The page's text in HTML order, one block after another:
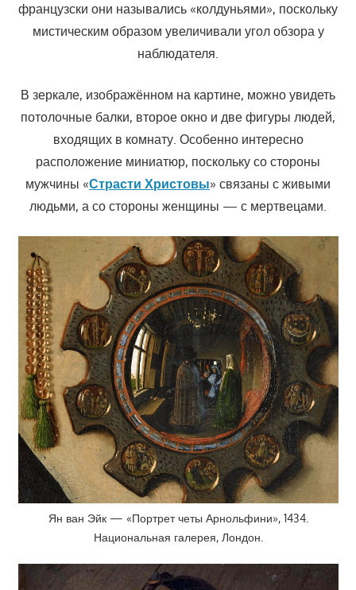
французски они назывались «колдуньями», поскольку
мистическим образом увеличивали угол обзора у
наблюдателя.
В зеркале, изображённом на картине, можно увидеть
потолочные балки, второе окно и две фигуры людей,
входящих в комнату. Особенно интересно
расположение миниатюр, поскольку со стороны
мужчины «Страсти Христовы» связаны с живыми
людьми, а со стороны женщины — с мертвецами.
Ян ван Эйк — «Портрет четы Арнольфини», 1434.
Национальная галерея, Лондон.